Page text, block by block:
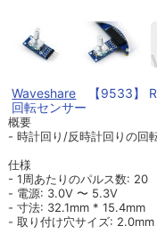
Waveshare 【9533】
回転センサー
概要
- 時計回り/反時計回りの回
仕様
- 1周あたりのパルス数: 20
- 電源: 3.0V 〜 5.3V
- 寸法: 32.1mm * 15.4mm
- 取り付け穴サイズ: 2.0mm